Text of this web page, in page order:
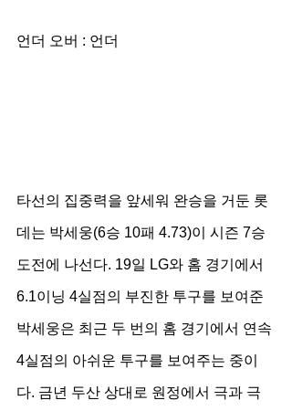
언더 오버 : 언더
타선의 집중력을 앞세워 완승을 거둔 롯
데는 박세웅(6승 10패 4.73)이 시즌 7승
도전에 나선다. 19일 LG와 홈 경기에서
6.1이닝 4실점의 부진한 투구를 보여준
박세웅은 최근 두 번의 홈 경기에서 연속
4실점의 아쉬운 투구를 보여주는 중이
다. 금년 두산 상대로 원정에서 극과 극